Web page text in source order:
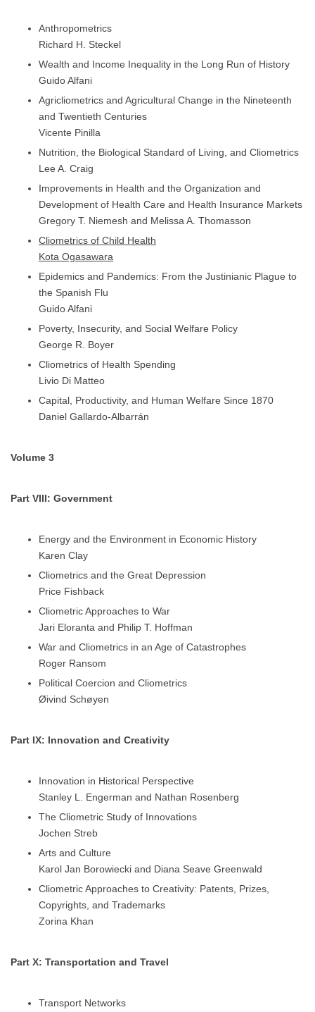
Anthropometrics
Richard H. Steckel
Wealth and Income Inequality in the Long Run of History
Guido Alfani
Agricliometrics and Agricultural Change in the Nineteenth
and Twentieth Centuries
Vicente Pinilla
Nutrition, the Biological Standard of Living, and Cliometrics
Lee A. Craig
Improvements in Health and the Organization and
Development of Health Care and Health Insurance Markets
Gregory T. Niemesh and Melissa A. Thomasson
Cliometrics of Child Health
Kota Ogasawara
Epidemics and Pandemics: From the Justinianic Plague to
the Spanish Flu
Guido Alfani
Poverty, Insecurity, and Social Welfare Policy
George R. Boyer
Cliometrics of Health Spending
Livio Di Matteo
Capital, Productivity, and Human Welfare Since 1870
Daniel Gallardo-Albarrán
Volume 3
Part VIII: Government
Energy and the Environment in Economic History
Karen Clay
Cliometrics and the Great Depression
Price Fishback
Cliometric Approaches to War
Jari Eloranta and Philip T. Hoffman
War and Cliometrics in an Age of Catastrophes
Roger Ransom
Political Coercion and Cliometrics
Øivind Schøyen
Part IX: Innovation and Creativity
Innovation in Historical Perspective
Stanley L. Engerman and Nathan Rosenberg
The Cliometric Study of Innovations
Jochen Streb
Arts and Culture
Karol Jan Borowiecki and Diana Seave Greenwald
Cliometric Approaches to Creativity: Patents, Prizes,
Copyrights, and Trademarks
Zorina Khan
Part X: Transportation and Travel
Transport Networks